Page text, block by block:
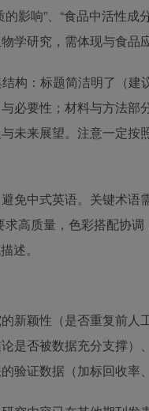
影响”、“食品中活性成
学研究，需体现与食品
构：标题简洁明了（
必要性；材料与方法
未来展望。注意一定
免中式英语。关键术语
高质量，色彩搭配协
述。
新颖性（是否重复前
是否被数据充分支撑
验证数据（加标回收率